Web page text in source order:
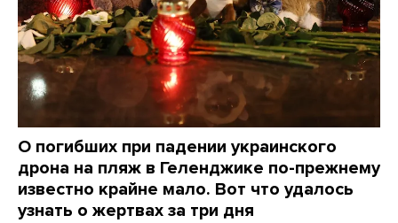
О погибших при падении украинского
дрона на пляж в Геленджике по-прежнему
известно крайне мало. Вот что удалось
узнать о жертвах за три дня